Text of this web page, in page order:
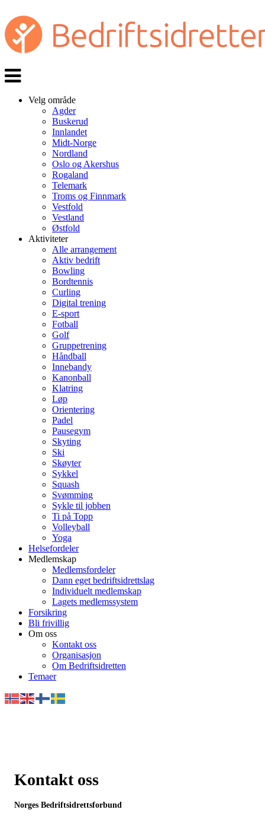
Veksle
navigasjon
Velg område
Agder
Buskerud
Innlandet
Midt-Norge
Nordland
Oslo og Akershus
Rogaland
Telemark
Troms og Finnmark
Vestfold
Vestland
Østfold
Aktiviteter
Alle arrangement
Aktiv bedrift
Bowling
Bordtennis
Curling
Digital trening
E-sport
Fotball
Golf
Gruppetrening
Håndball
Innebandy
Kanonball
Klatring
Løp
Orientering
Padel
Pausegym
Skyting
Ski
Skøyter
Sykkel
Squash
Svømming
Sykle til jobben
Ti på Topp
Volleyball
Yoga
Helsefordeler
Medlemskap
Medlemsfordeler
Dann eget bedriftsidrettslag
Individuelt medlemskap
Lagets medlemssystem
Forsikring
Bli frivillig
Om oss
Kontakt oss
Organisasjon
Om Bedriftsidretten
Temaer
Kontakt oss
Norges Bedriftsidrettsforbund